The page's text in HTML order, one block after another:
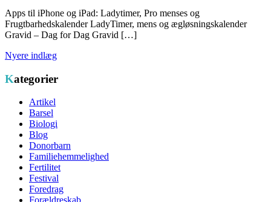
Apps til iPhone og iPad: Ladytimer, Pro menses og
Frugtbarhedskalender LadyTimer, mens og ægløsningskalender
Gravid – Dag for Dag Gravid […]
Navigation
til
indlæg
Nyere indlæg
Kategorier
Artikel
Barsel
Biologi
Blog
Donorbarn
Familiehemmelighed
Fertilitet
Festival
Foredrag